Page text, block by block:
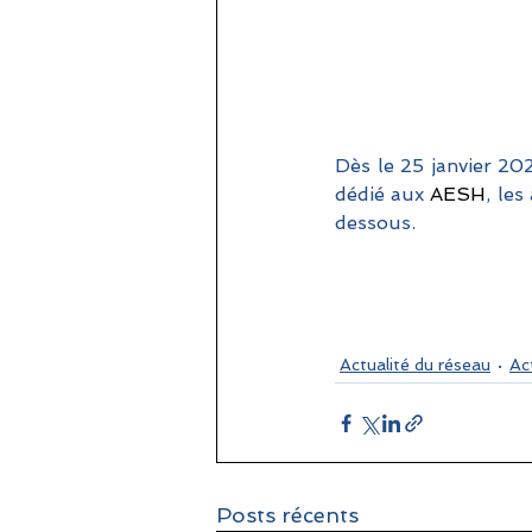
Dès le 25 janvier
dédié aux AESH, les
dessous.
Actualité du réseau
Posts récents